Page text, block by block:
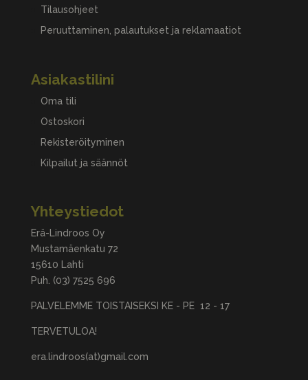
Tilausohjeet
Peruuttaminen, palautukset ja reklamaatiot
Asiakastilini
Oma tili
Ostoskori
Rekisteröityminen
Kilpailut ja säännöt
Yhteystiedot
Erä-Lindroos Oy
Mustamäenkatu 72
15610 Lahti
Puh. (03) 7525 696
PALVELEMME TOISTAISEKSI KE - PE 12 - 17
TERVETULOA!
era.lindroos(at)gmail.com